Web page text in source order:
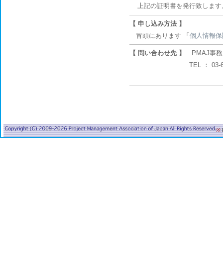
上記の証明書を発行致します
【 申し込み方法 】
冒頭にあります 「 個人情報
【 問い合わせ先 】
PMAJ事
TEL ： 03-6234-
※